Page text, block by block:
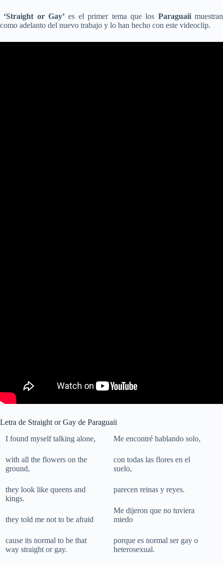
‘Straight or Gay’ es el primer tema que los Paraguaiimuestran
como adelanto del nuevo trabajo y lo han hecho con este videoclip.
Letra de Straight or Gay de Paraguaii
I found myself talking alone,
with all the flowers on the
ground,
they look like queens and
kings.
they told me not to be afraid
cause its normal to be that
way straight or gay.
Me encontré hablando solo,
con todas las flores en el
suelo,
parecen reinas y reyes.
Me dijeron que no tuviera
miedo
porque es normal ser gay o
heterosexual.